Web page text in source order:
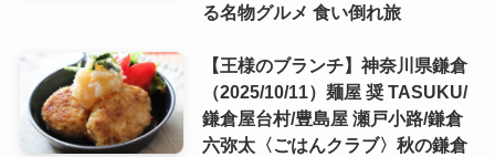
る名物グルメ 食い倒れ旅
【王様のブランチ】神奈川県鎌倉
（2025/10/11）麺屋 奨 TASUKU/
鎌倉屋台村/豊島屋 瀬戸小路/鎌倉
六弥太〈ごはんクラブ〉秋の鎌倉